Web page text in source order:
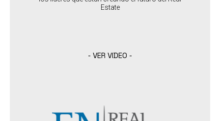
Estate
- VER VIDEO -
ENRE